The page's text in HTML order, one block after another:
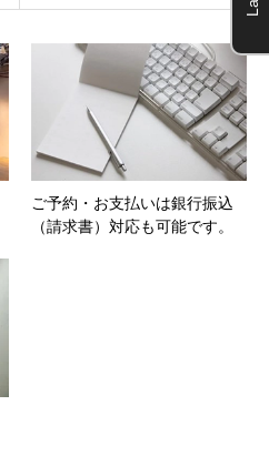
ご予約・お支払いは銀行振込
（請求書）対応も可能です。